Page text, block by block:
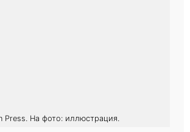
Press. На фото: иллюстрация.